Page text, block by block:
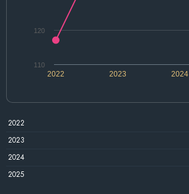
2022 2024
2023
110
120
2022
2023
2024
2025